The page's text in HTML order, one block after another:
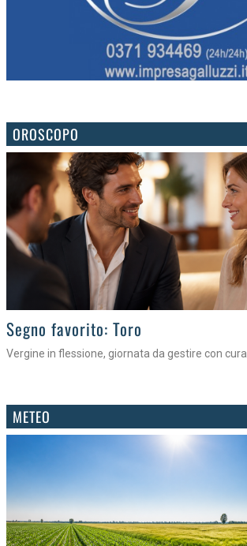
OROSCOPO
>
Segno favorito: Toro
Vergine in flessione, giornata da gestire con cura
METEO